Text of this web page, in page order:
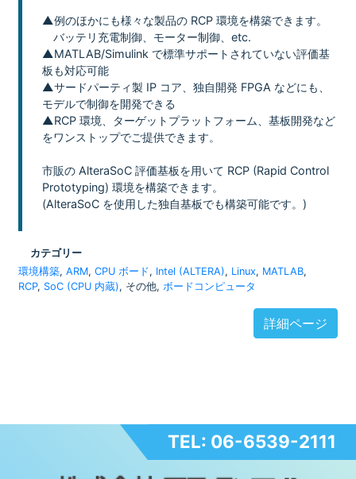
▲例のほかにも様々な製品の RCP 環境を構築できます。
バッテリ充電制御、モーター制御、etc.
▲MATLAB/Simulink で標準サポートされていない評価基
板も対応可能
▲サードパーティ製 IP コア、独自開発 FPGA などにも、
モデルで制御を開発できる
▲RCP 環境、ターゲットプラットフォーム、基板開発など
をワンストップでご提供できます。
市販の AlteraSoC 評価基板を用いて RCP (Rapid Control
Prototyping) 環境を構築できます。
(AlteraSoC を使用した独自基板でも構築可能です。)
カテゴリー
環境構築, ARM, CPU ボード, Intel (ALTERA), Linux, MATLAB,
RCP, SoC (CPU 内蔵), その他, ボードコンピュータ
詳細ページ
TEL: 06-6539-2111